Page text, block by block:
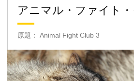
アニマル・ファイト
原題： Animal Fight Club 3